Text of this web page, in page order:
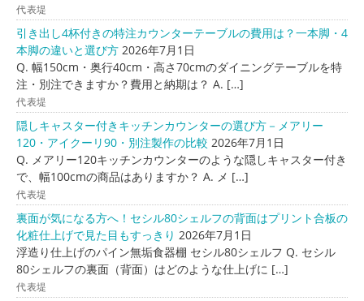
代表堤
引き出し4杯付きの特注カウンターテーブルの費用は？一本脚・4
本脚の違いと選び方 2026年7月1日
Q. 幅150cm・奥行40cm・高さ70cmのダイニングテーブルを特
注・別注できますか？費用と納期は？ A. […]
代表堤
隠しキャスター付きキッチンカウンターの選び方－メアリー
120・アイクーリ90・別注製作の比較 2026年7月1日
Q. メアリー120キッチンカウンターのような隠しキャスター付き
で、幅100cmの商品はありますか？ A. メ […]
代表堤
裏面が気になる方へ！セシル80シェルフの背面はプリント合板の
化粧仕上げで見た目もすっきり 2026年7月1日
浮造り仕上げのパイン無垢食器棚 セシル80シェルフ Q. セシル
80シェルフの裏面（背面）はどのような仕上げに […]
代表堤